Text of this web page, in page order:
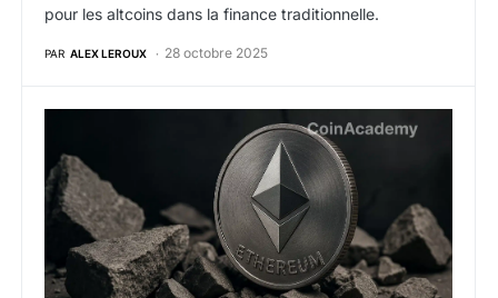
pour les altcoins dans la finance traditionnelle.
PAR ALEX LEROUX 28 octobre 2025
ETH : Ethereum subit un rare “mass slashing” de 39